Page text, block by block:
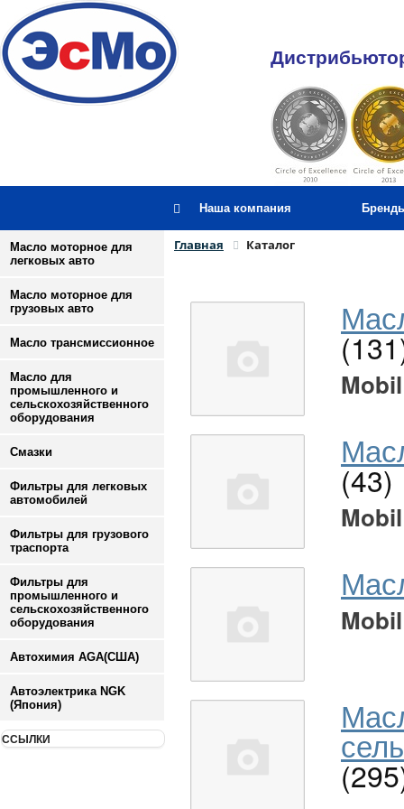
Наша компания
Масло моторное для
легковых авто
Масло моторное для
грузовых авто
Масло трансмиссионное
Масло для
промышленного и
сельскохозяйственного
оборудования
Смазки
Фильтры для легковых
автомобилей
Фильтры для грузового
траспорта
Фильтры для
промышленного и
сельскохозяйственного
оборудования
Автохимия AGA(США)
Автоэлектрика NGK
(Япония)
ССЫЛКИ
Главная Каталог
Mobil
(43)
Mobil
Mobil